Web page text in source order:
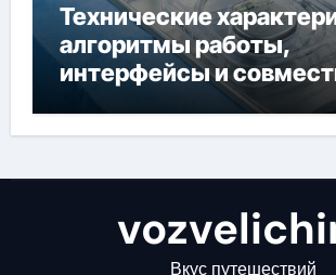
Технические
алгоритмы работы,
интерфейсы и
двухкамерного ЭКС
Вкус путешествий